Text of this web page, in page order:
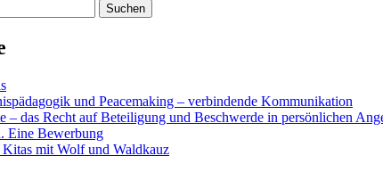
und Peacemaking – verbindende Kommunikation
– das Recht auf Beteiligung und Beschwerde in persönlichen
Eine Bewerbung
mit Wolf und Waldkauz